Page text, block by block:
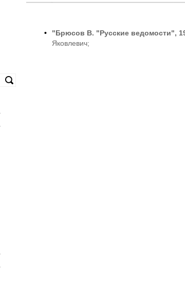
• "Брюсов В. "Русские ведомости",
Яковлевич;